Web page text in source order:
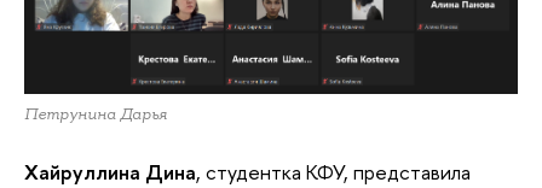
Петрунина Дарья
Хайруллина Дина, студентка КФУ, представила